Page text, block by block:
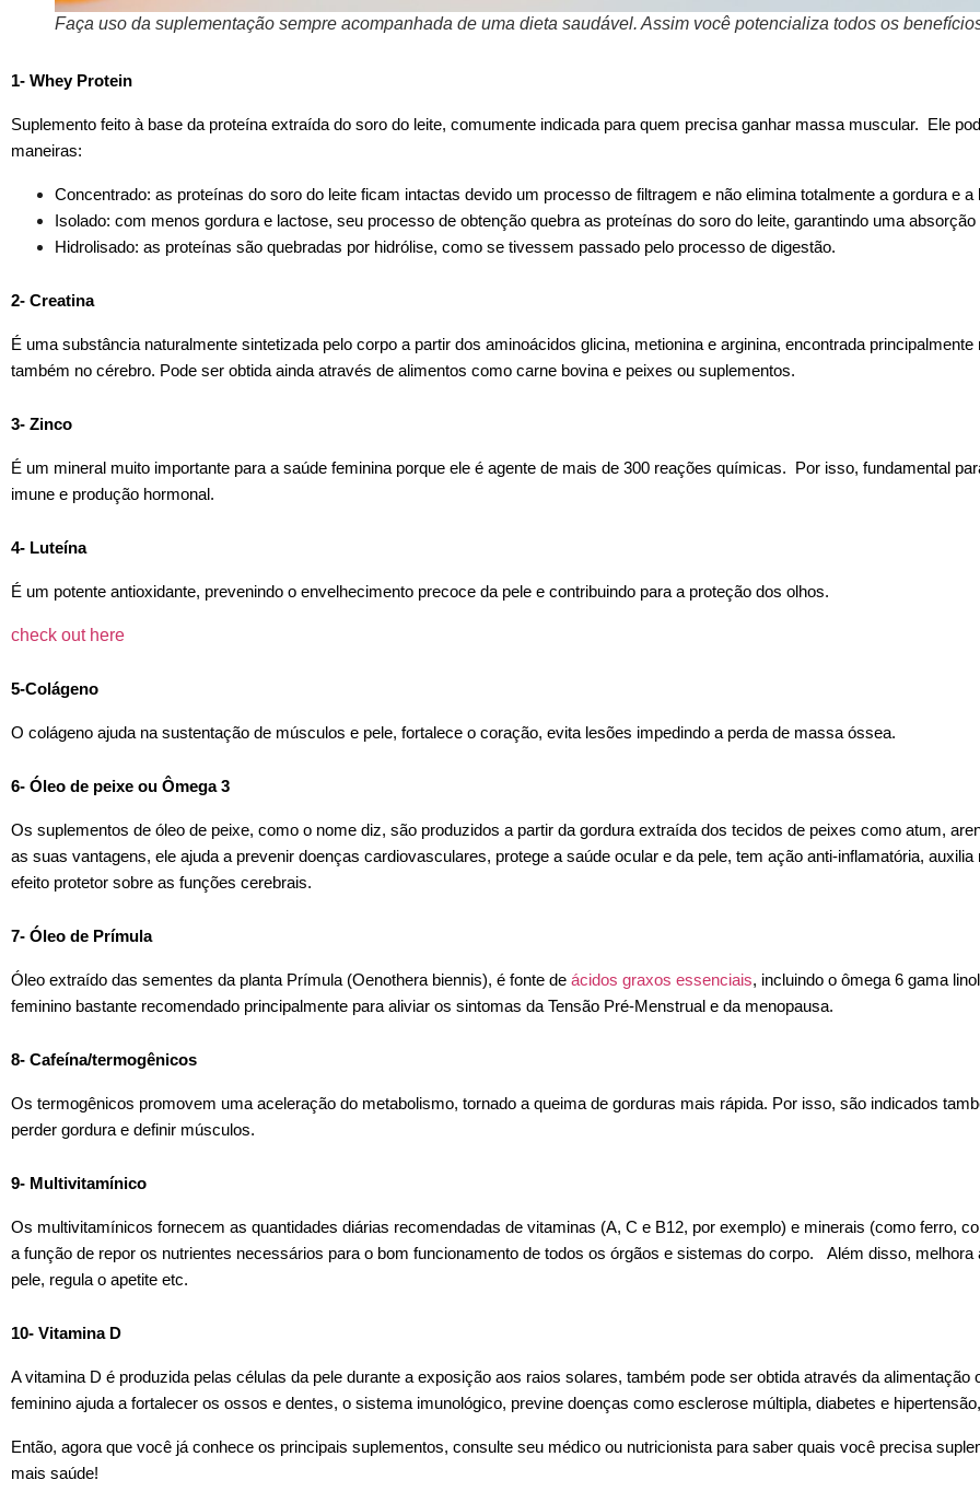
Faça uso da suplementação sempre acompanhada de uma dieta saudável. Assim você potencializa todos os
1- Whey Protein
Suplemento feito à base da proteína extraída do soro do leite, comumente indicada para quem precisa ganhar massa muscular. Ele
maneiras:
Concentrado: as proteínas do soro do leite ficam intactas devido um processo de filtragem e não elimina totalmente a gordura e a
Isolado: com menos gordura e lactose, seu processo de obtenção quebra as proteínas do soro do leite, garantindo uma
Hidrolisado: as proteínas são quebradas por hidrólise, como se tivessem passado pelo processo de digestão.
2- Creatina
É uma substância naturalmente sintetizada pelo corpo a partir dos aminoácidos glicina, metionina e arginina, encontrada
também no cérebro. Pode ser obtida ainda através de alimentos como carne bovina e peixes ou suplementos.
3- Zinco
É um mineral muito importante para a saúde feminina porque ele é agente de mais de 300 reações químicas. Por isso, fundamental
imune e produção hormonal.
4- Luteína
É um potente antioxidante, prevenindo o envelhecimento precoce da pele e contribuindo para a proteção dos olhos.
check out here
5-Colágeno
O colágeno ajuda na sustentação de músculos e pele, fortalece o coração, evita lesões impedindo a perda de massa óssea.
6- Óleo de peixe ou Ômega 3
Os suplementos de óleo de peixe, como o nome diz, são produzidos a partir da gordura extraída dos tecidos de peixes como atum,
as suas vantagens, ele ajuda a prevenir doenças cardiovasculares, protege a saúde ocular e da pele, tem ação anti-inflamatória,
efeito protetor sobre as funções cerebrais.
7- Óleo de Prímula
Óleo extraído das sementes da planta Prímula (Oenothera biennis), é fonte de ácidos graxos essenciais, incluindo o ômega 6 gama
feminino bastante recomendado principalmente para aliviar os sintomas da Tensão Pré-Menstrual e da menopausa.
8- Cafeína/termogênicos
Os termogênicos promovem uma aceleração do metabolismo, tornado a queima de gorduras mais rápida. Por isso, são indicados
perder gordura e definir músculos.
9- Multivitamínico
Os multivitamínicos fornecem as quantidades diárias recomendadas de vitaminas (A, C e B12, por exemplo) e minerais (como ferro,
a função de repor os nutrientes necessários para o bom funcionamento de todos os órgãos e sistemas do corpo. Além disso, melhora
pele, regula o apetite etc.
10- Vitamina D
A vitamina D é produzida pelas células da pele durante a exposição aos raios solares, também pode ser obtida através da alimentação
feminino ajuda a fortalecer os ossos e dentes, o sistema imunológico, previne doenças como esclerose múltipla, diabetes e
Então, agora que você já conhece os principais suplementos, consulte seu médico ou nutricionista para saber quais você precisa
mais saúde!